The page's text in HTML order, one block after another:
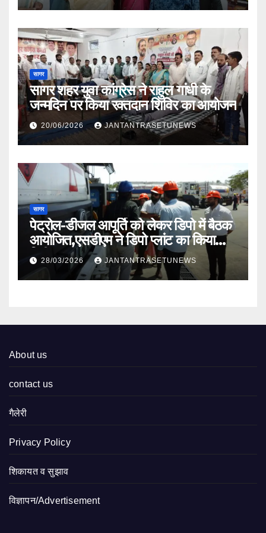
सागर
सागर शहर युवा कांग्रेस ने राहुल गांधी के
जन्मदिन पर किया रक्तदान शिविर का आयोजन
20/06/2026 JANTANTRASETUNEWS
सागर
पेट्रोल-डीजल आपूर्ति को लेकर डिपो में बैठक
आयोजित,एसडीएम ने डिपो प्लांट का किया
निरीक्षण
28/03/2026 JANTANTRASETUNEWS
About us
contact us
गैलेरी
Privacy Policy
शिकायत व सुझाव
विज्ञापन/Advertisement